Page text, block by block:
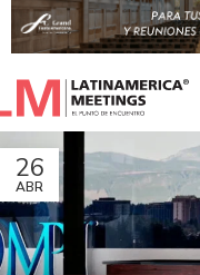
26
ABR